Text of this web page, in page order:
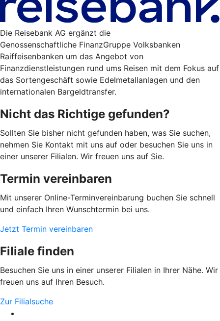
Die Reisebank AG ergänzt die
Genossenschaftliche FinanzGruppe Volksbanken
Raiffeisenbanken um das Angebot von
Finanzdienstleistungen rund ums Reisen mit dem Fokus auf
das Sortengeschäft sowie Edelmetallanlagen und den
internationalen Bargeldtransfer.
Nicht das Richtige gefunden?
Sollten Sie bisher nicht gefunden haben, was Sie suchen,
nehmen Sie Kontakt mit uns auf oder besuchen Sie uns in
einer unserer Filialen. Wir freuen uns auf Sie.
Termin vereinbaren
Mit unserer Online-Terminvereinbarung buchen Sie schnell
und einfach Ihren Wunschtermin bei uns.
Jetzt Termin vereinbaren
Filiale finden
Besuchen Sie uns in einer unserer Filialen in Ihrer Nähe. Wir
freuen uns auf Ihren Besuch.
Zur Filialsuche